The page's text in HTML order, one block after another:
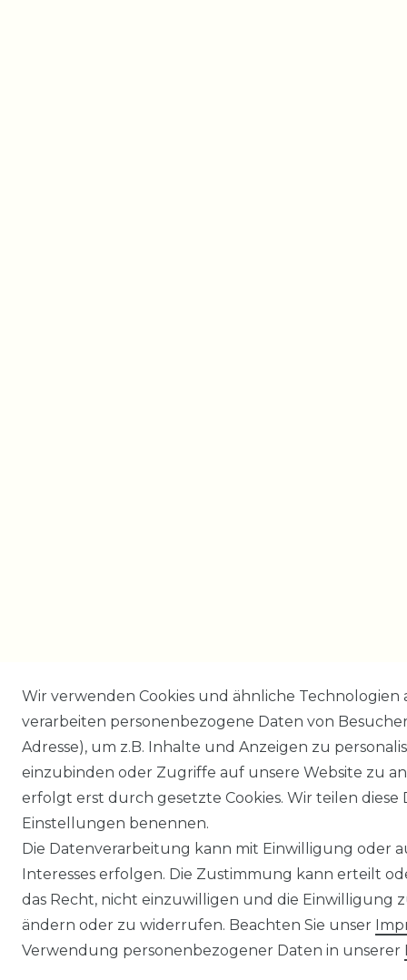
Wir verwenden Cookies und ähnliche
verarbeiten personenbezogene Daten von
Adresse), um z.B. Inhalte und Anzeigen zu
einzubinden oder Zugriffe auf unsere Website zu
erfolgt erst durch gesetzte Cookies. Wir teilen
Einstellungen benennen.
Die Datenverarbeitung kann mit Einwilligung oder
Interesses erfolgen. Die Zustimmung kann erteilt
das Recht, nicht einzuwilligen und die Einwilligung
ändern oder zu widerrufen. Beachten Sie unser
Verwendung personenbezogener Daten in unserer